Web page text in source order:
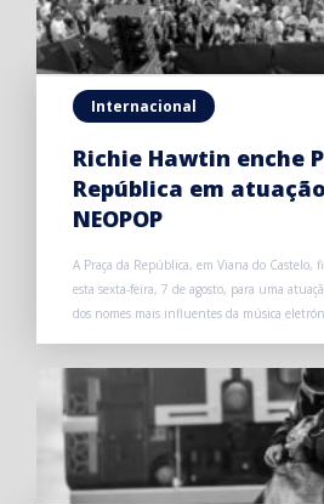
Internacional
Richie Hawtin enche
República em
NEOPOP
A Praça da República, em Viana do Castelo,
esta sexta-feira, 7 de agosto, para uma
dos nomes mais influentes da música